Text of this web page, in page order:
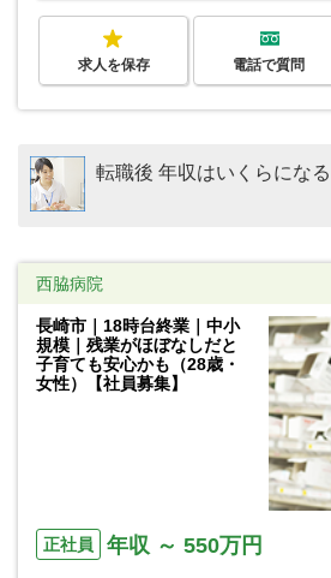
求人を保存 電話で質問
転職後 年収はいくらになる
西脇病院
長崎市｜18時台終業｜中小
規模｜残業がほぼなしだと
子育ても安心かも（28歳・
女性）【社員募集】
正社員 年収 ～ 550万円